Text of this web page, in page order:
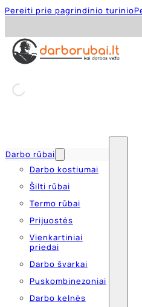
Pereiti prie pagrindinio turinio
Darbo rūbai
Darbo kostiumai
Šilti rūbai
Termo rūbai
Prijuostės
Vienkartiniai
priedai
Darbo švarkai
Puskombinezoniai
Darbo kelnės